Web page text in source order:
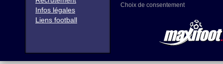
Infos légales
Liens football
Choix de consentement